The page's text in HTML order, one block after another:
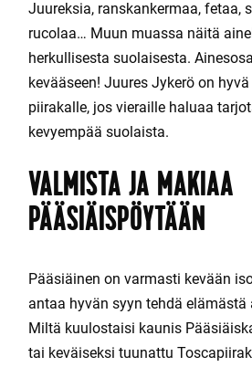
Juureksia, ranskankermaa, fetaa,
rucolaa… Muun muassa näitä
herkullisesta suolaisesta.
kevääseen! Juures Jykerö on
piirakalle, jos vieraille haluaa
kevyempää suolaista.
VALMISTA JA MAKIAA
PÄÄSIÄISPÖYTÄÄN
Pääsiäinen on varmasti kevään
antaa hyvän syyn tehdä
Miltä kuulostaisi kaunis
tai keväiseksi tuunattu